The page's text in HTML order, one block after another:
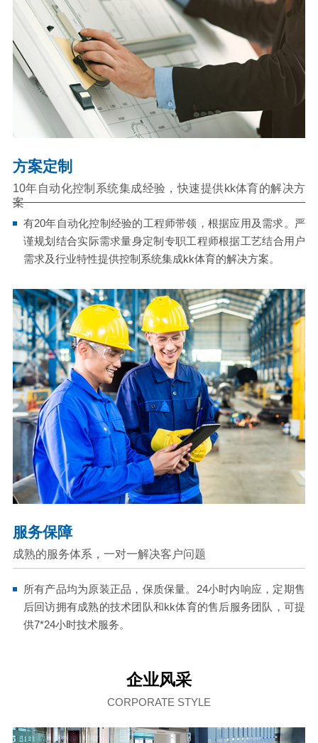
方案定制
10年自动化控制系统集成经验，快速提供kk体育的解决方
案
有20年自动化控制经验的工程师带领，根据应用及需求。严
谨规划结合实际需求量身定制专职工程师根据工艺结合用户
需求及行业特性提供控制系统集成kk体育的解决方案。
服务保障
成熟的服务体系，一对一解决客户问题
所有产品均为原装正品，保质保量。24小时内响应，定期售
后回访拥有成熟的技术团队和kk体育的售后服务团队，可提
供7*24小时技术服务。
企业风采
CORPORATE STYLE